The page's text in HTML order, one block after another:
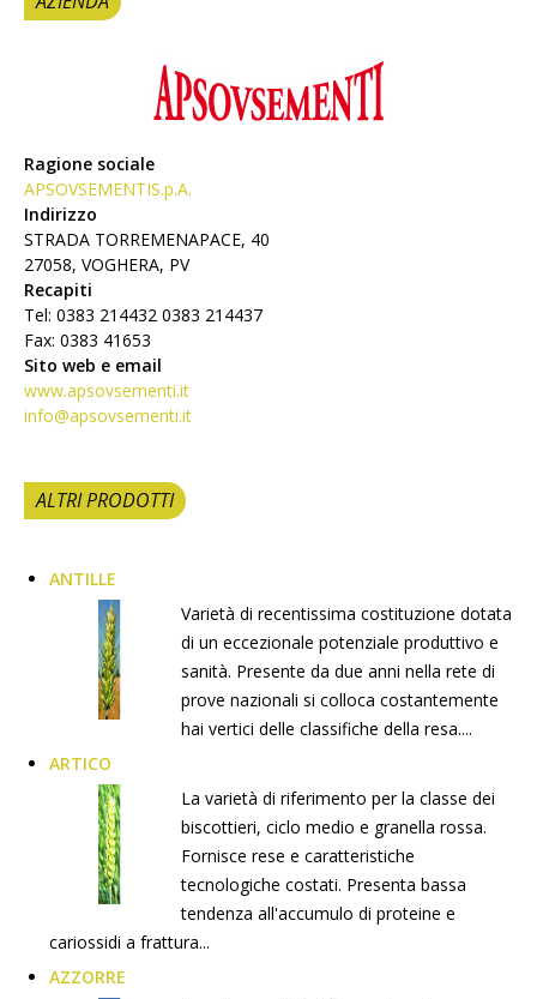
Ragione sociale
APSOVSEMENTIS.p.A.
Indirizzo
STRADA TORREMENAPACE, 40
27058, VOGHERA, PV
Recapiti
Tel: 0383 214432 0383 214437
Fax: 0383 41653
Sito web e email
www.apsovsementi.it
info@apsovsementi.it
ALTRI PRODOTTI
ANTILLE
Varietà di recentissima costituzione dotata
di un eccezionale potenziale produttivo e
sanità. Presente da due anni nella rete di
prove nazionali si colloca costantemente
hai vertici delle classifiche della resa....
ARTICO
La varietà di riferimento per la classe dei
biscottieri, ciclo medio e granella rossa.
Fornisce rese e caratteristiche
tecnologiche costati. Presenta bassa
tendenza all'accumulo di proteine e
cariossidi a frattura...
AZZORRE